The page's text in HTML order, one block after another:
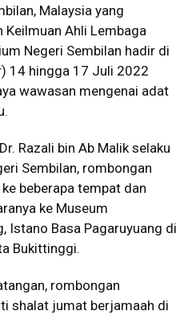
Malaysia yang
Ahli Lembaga
Negeri Sembilan hadir di
14 hingga 17 Juli 2022
wawasan mengenai adat
Razali bin Ab Malik selaku
Sembilan, rombongan
beberapa tempat dan
ke Museum
Istano Basa Pagaruyuang di
Bukittinggi.
rombongan
shalat jumat berjamaah di